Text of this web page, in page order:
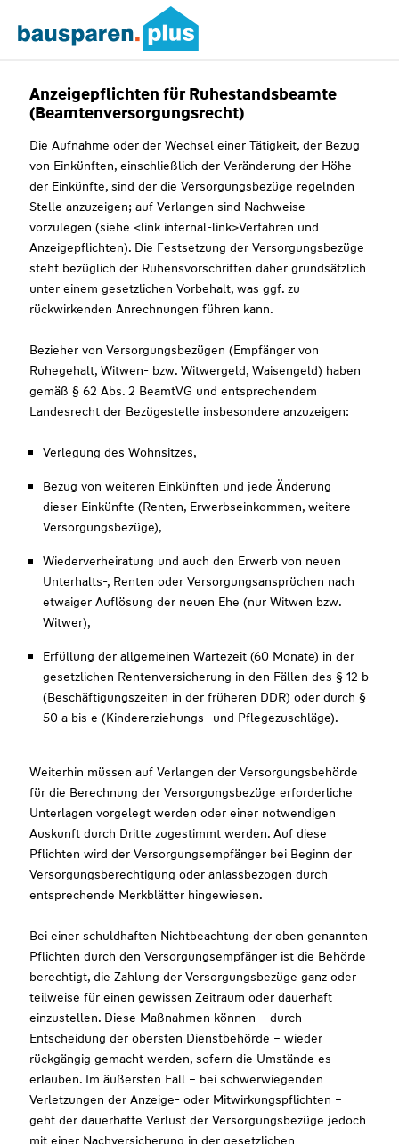
Anzeigepflichten für Ruhestandsbeamte
(Beamtenversorgungsrecht)
Die Aufnahme oder der Wechsel einer Tätigkeit, der Bezug
von Einkünften, einschließlich der Veränderung der Höhe
der Einkünfte, sind der die Versorgungsbezüge regelnden
Stelle anzuzeigen; auf Verlangen sind Nachweise
vorzulegen (siehe <link internal-link>Verfahren und
Anzeigepflichten). Die Festsetzung der Versorgungsbezüge
steht bezüglich der Ruhensvorschriften daher grundsätzlich
unter einem gesetzlichen Vorbehalt, was ggf. zu
rückwirkenden Anrechnungen führen kann.
Bezieher von Versorgungsbezügen (Empfänger von
Ruhegehalt, Witwen- bzw. Witwergeld, Waisengeld) haben
gemäß § 62 Abs. 2 BeamtVG und entsprechendem
Landesrecht der Bezügestelle insbesondere anzuzeigen:
Verlegung des Wohnsitzes,
Bezug von weiteren Einkünften und jede Änderung
dieser Einkünfte (Renten, Erwerbseinkommen, weitere
Versorgungsbezüge),
Wiederverheiratung und auch den Erwerb von neuen
Unterhalts-, Renten oder Versorgungsansprüchen nach
etwaiger Auflösung der neuen Ehe (nur Witwen bzw.
Witwer),
Erfüllung der allgemeinen Wartezeit (60 Monate) in der
gesetzlichen Rentenversicherung in den Fällen des § 12 b
(Beschäftigungszeiten in der früheren DDR) oder durch §
50 a bis e (Kindererziehungs- und Pflegezuschläge).
Weiterhin müssen auf Verlangen der Versorgungsbehörde
für die Berechnung der Versorgungsbezüge erforderliche
Unterlagen vorgelegt werden oder einer notwendigen
Auskunft durch Dritte zugestimmt werden. Auf diese
Pflichten wird der Versorgungsempfänger bei Beginn der
Versorgungsberechtigung oder anlassbezogen durch
entsprechende Merkblätter hingewiesen.
Bei einer schuldhaften Nichtbeachtung der oben genannten
Pflichten durch den Versorgungsempfänger ist die Behörde
berechtigt, die Zahlung der Versorgungsbezüge ganz oder
teilweise für einen gewissen Zeitraum oder dauerhaft
einzustellen. Diese Maßnahmen können – durch
Entscheidung der obersten Dienstbehörde – wieder
rückgängig gemacht werden, sofern die Umstände es
erlauben. Im äußersten Fall – bei schwerwiegenden
Verletzungen der Anzeige- oder Mitwirkungspflichten –
geht der dauerhafte Verlust der Versorgungsbezüge jedoch
mit einer Nachversicherung in der gesetzlichen